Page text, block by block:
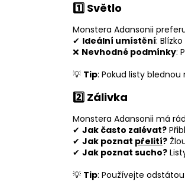
1️⃣ Světlo
Monstera Adansonii
✔ Ideální umístění:
❌ Nevhodné podmínky:
💡 Tip: Pokud listy
2️⃣ Zálivka
Monstera Adansonii má
✔ Jak často zalévat?
✔ Jak poznat přelití?
✔ Jak poznat sucho?
💡 Tip: Používejte